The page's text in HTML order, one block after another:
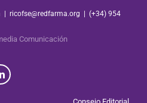
ricofse@redfarma.org
(+34) 954
Comunicación